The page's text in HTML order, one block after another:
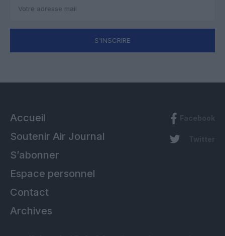
S'INSCRIRE
Accueil
Soutenir Air Journal
S’abonner
Espace personnel
Contact
Archives